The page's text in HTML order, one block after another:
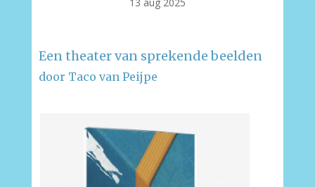
13 aug 2025
Een theater van sprekende beelden
door Taco van Peijpe